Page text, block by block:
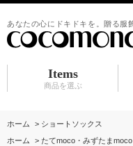
あなたの心にドキドキを。贈る服
Items
商品を選ぶ
ホーム > ショートソックス
ホーム
> たてmoco・みずたま